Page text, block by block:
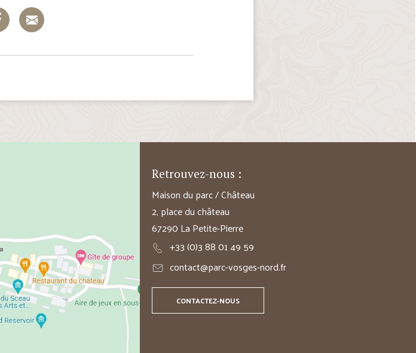
Retrouvez-nous :
Maison du parc / Château
2, place du château
67290 La Petite-Pierre
+33 (0)3 88 01 49 59
contact@parc-vosges-nord.fr
CONTACTEZ-NOUS